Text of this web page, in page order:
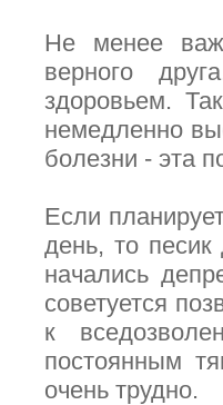
Не менее
верного
здоровьем.
немедленно
болезни - эта
Если
день, то
начались
советуется
к
постоянным
очень трудно.